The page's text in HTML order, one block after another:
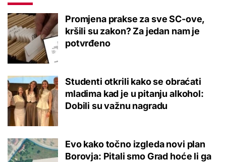
Promjena prakse za sve SC-ove,
kršili su zakon? Za jedan nam je
potvrđeno
Studenti otkrili kako se obraćati
mladima kad je u pitanju alkohol:
Dobili su važnu nagradu
Evo kako točno izgleda novi plan
Borovja: Pitali smo Grad hoće li ga